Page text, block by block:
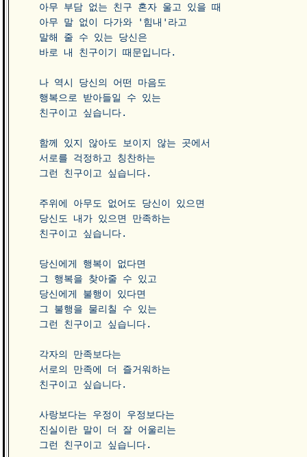
아무 부담 없는 친구 혼자 울고 있을 때
아무 말 없이 다가와 '힘내'라고
말해 줄 수 있는 당신은
바로 내 친구이기 때문입니다.
나 역시 당신의 어떤 마음도
행복으로 받아들일 수 있는
친구이고 싶습니다.
함께 있지 않아도 보이지 않는 곳에서
서로를 걱정하고 칭찬하는
그런 친구이고 싶습니다.
주위에 아무도 없어도 당신이 있으면
당신도 내가 있으면 만족하는
친구이고 싶습니다.
당신에게 행복이 없다면
그 행복을 찾아줄 수 있고
당신에게 불행이 있다면
그 불행을 물리칠 수 있는
그런 친구이고 싶습니다.
각자의 만족보다는
서로의 만족에 더 즐거워하는
친구이고 싶습니다.
사랑보다는 우정이 우정보다는
진실이란 말이 더 잘 어울리는
그런 친구이고 싶습니다.